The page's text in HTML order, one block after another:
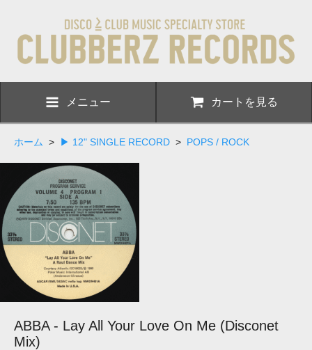
メニュー カートを見る
ホーム > ▶ 12" SINGLE RECORD > POPS / ROCK
ABBA - Lay All Your Love On Me (Disconet
Mix)